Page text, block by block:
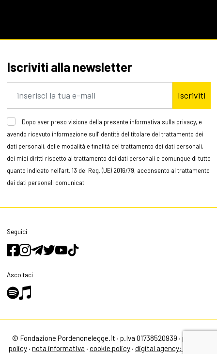
Iscriviti alla newsletter
Iscriviti
Dopo aver preso visione della presente informativa sulla privacy, e
avendo ricevuto informazione sull’identità del titolare del trattamento dei
dati personali, delle modalità e finalità del trattamento dei dati personali,
dei miei diritti rispetto al trattamento dei dati personali e comunque di tutto
quanto indicato nell’art. 13 del Reg. (UE) 2016/79, acconsento al trattamento
dei dati personali comunicati
Seguici
Ascoltaci
© Fondazione Pordenonelegge.it · p.Iva 01738520939 · privacy
policy · nota informativa · cookie policy · digital agency: alea.pro